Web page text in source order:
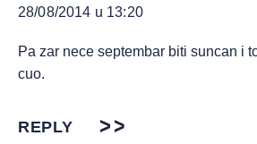
28/08/2014 u 13:20
Pa zar nece septembar biti suncan i
cuo.
REPLY